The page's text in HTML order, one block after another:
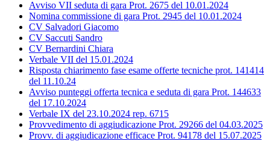
Avviso VII seduta di gara Prot. 2675 del 10.01.2024
Nomina commissione di gara Prot. 2945 del 10.01.2024
CV Salvadori Giacomo
CV Saccuti Sandro
CV Bernardini Chiara
Verbale VII del 15.01.2024
Risposta chiarimento fase esame offerte tecniche prot. 141414
del 11.10.24
Avviso punteggi offerta tecnica e seduta di gara Prot. 144633
del 17.10.2024
Verbale IX del 23.10.2024 rep. 6715
Provvedimento di aggiudicazione Prot. 29266 del 04.03.2025
Provv. di aggiudicazione efficace Prot. 94178 del 15.07.2025